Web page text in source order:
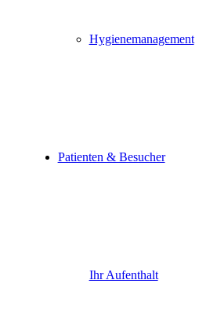
Hygienemanagement
Patienten & Besucher
Ihr Aufenthalt